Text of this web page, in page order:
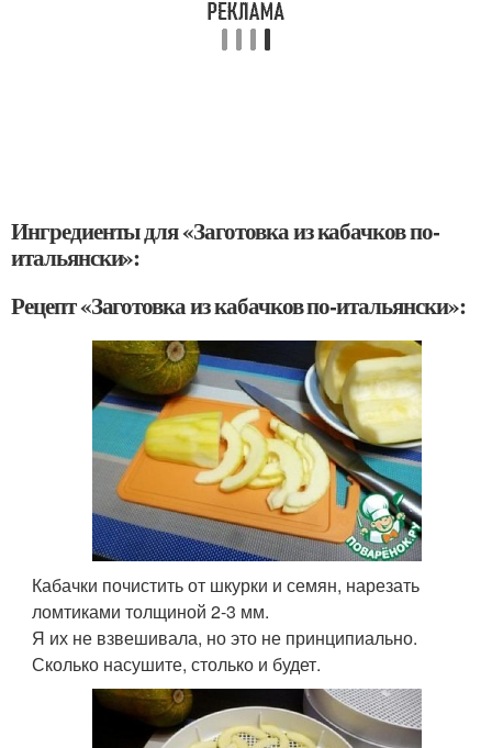
Ингредиенты для «Заготовка из кабачков по-
итальянски»:
Рецепт «Заготовка из кабачков по-итальянски»:
Кабачки почистить от шкурки и семян, нарезать
ломтиками толщиной 2-3 мм.
Я их не взвешивала, но это не принципиально.
Сколько насушите, столько и будет.